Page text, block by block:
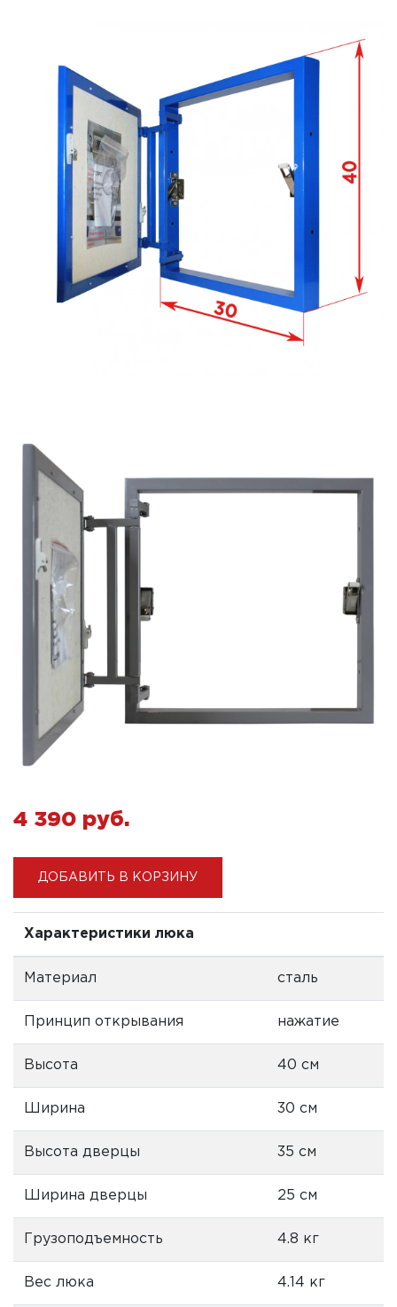
4 390 pуб.
ДОБАВИТЬ В КОРЗИНУ
Характеристики люка
Материал сталь
Принцип открывания нажатие
Высота 40 см
Ширина 30 см
Высота дверцы 35 см
Ширина дверцы 25 см
Грузоподъемность 4.8 кг
Вес люка 4.14 кг